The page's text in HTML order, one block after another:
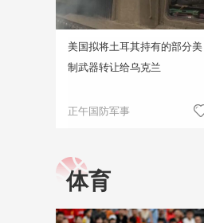
美国拟将土耳其持有的部分美
制武器转让给乌克兰
正午国防军事
体育